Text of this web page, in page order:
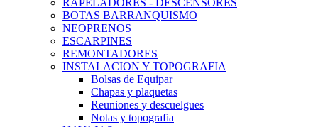
RAPELADORES - DESCENSORES
BOTAS BARRANQUISMO
NEOPRENOS
ESCARPINES
REMONTADORES
INSTALACION Y TOPOGRAFIA
Bolsas de Equipar
Chapas y plaquetas
Reuniones y descuelgues
Notas y topografia